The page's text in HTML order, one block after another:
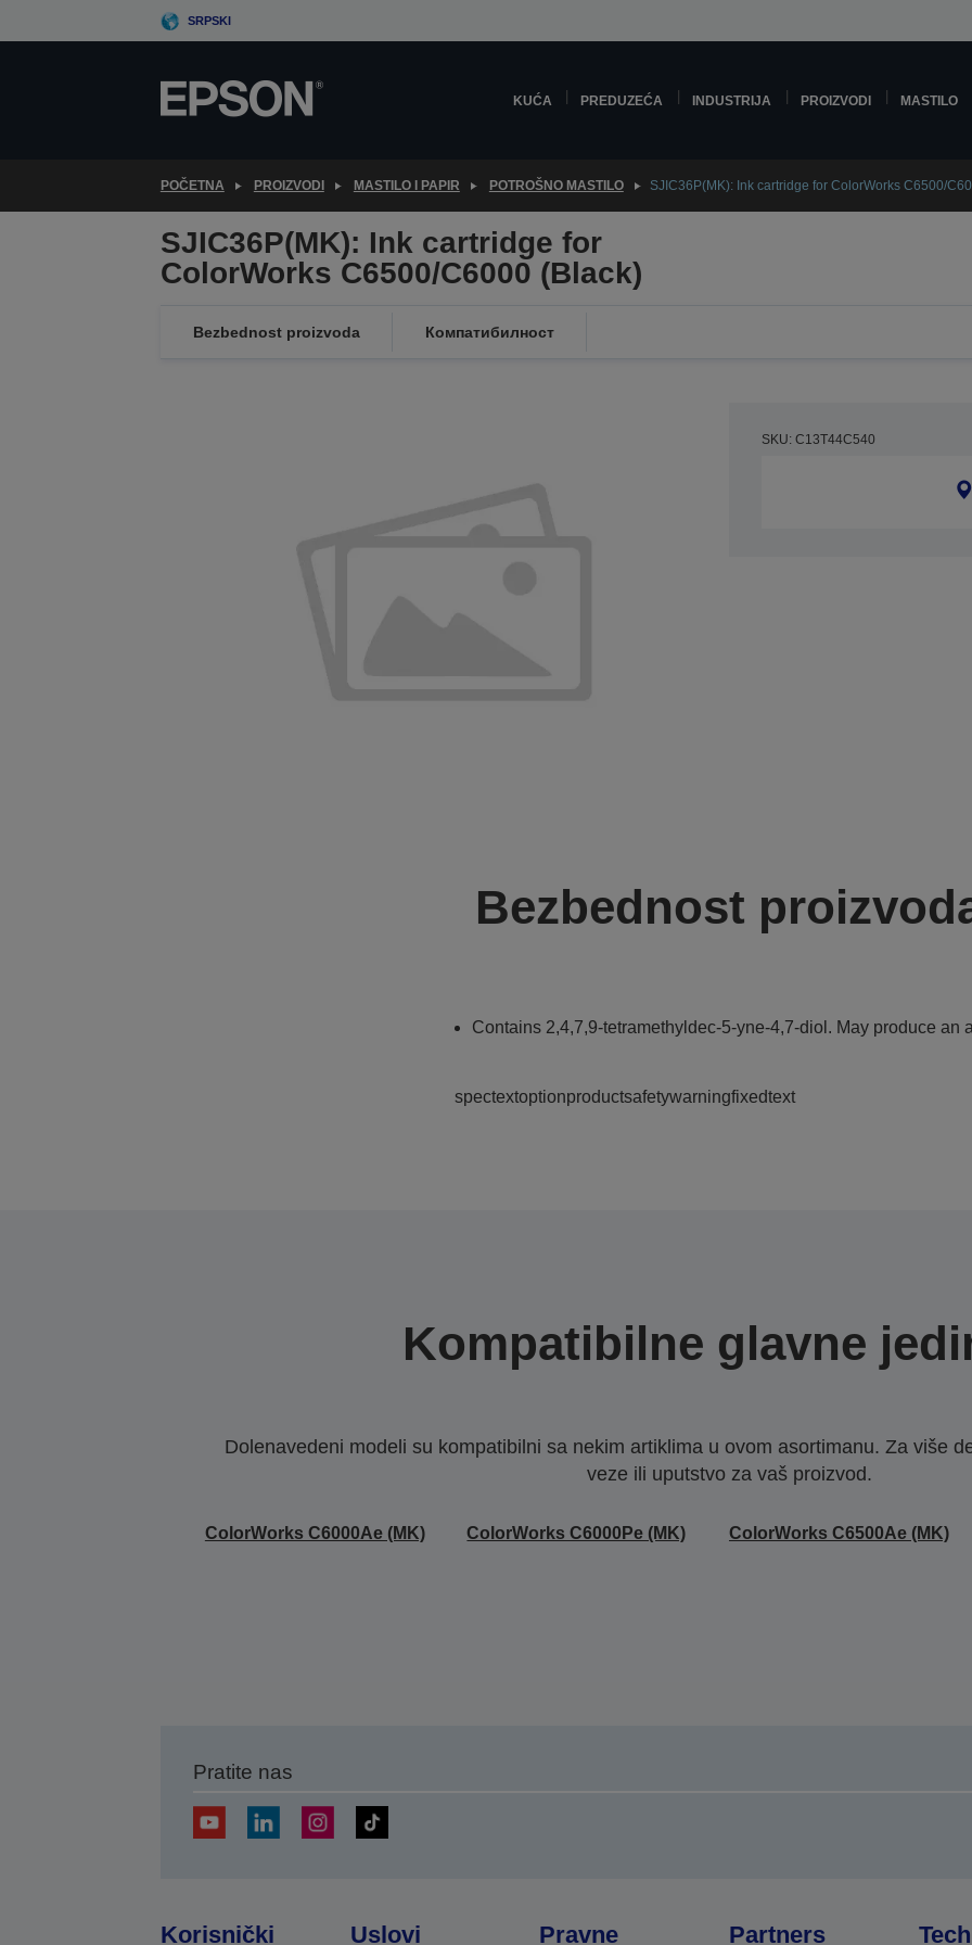
to
SRPSKI
KUĆA PREDUZEĆA INDUSTRIJA PROIZVODI MASTILO
POČETNA PROIZVODI MASTILO I PAPIR POTROŠNO MASTILO SJIC36P(MK): Ink cartridge for ColorWorks C6500/
SJIC36P(MK): Ink cartridge for
ColorWorks C6500/C6000 (Black)
Bezbednost proizvoda Компатибилност
SKU: C13T44C540
Bezbednost
Contains 2,4,7,9-tetramethyldec-5-yne-4,7-diol. May produce an
spectextoptionproductsafetywarningfixedtext
Kompatibilne glavne
Dolenavedeni modeli su kompatibilni sa nekim artiklima u ovom asortimanu. Za više
veze ili uputstvo za vaš proizvod.
ColorWorks C6000Ae (MK) ColorWorks C6000Pe (MK) ColorWorks C6500Ae (MK)
Pratite nas
Korisnički Uslovi Pravne Partners